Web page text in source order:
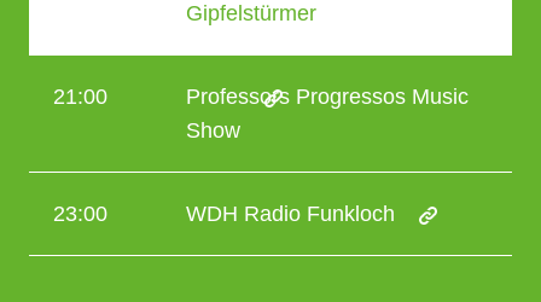
Gipfelstürmer
21:00
Professors Progressos Music
Show
23:00 WDH Radio Funkloch